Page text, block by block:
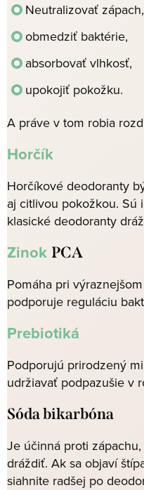
Neutralizovať zápach,
obmedziť baktérie,
absorbovať vlhkosť,
upokojiť pokožku.
A práve v tom robia
Horčík
Horčíkové deodoranty
aj citlivou pokožkou. Sú
klasické deodoranty
Zinok PCA
Pomáha pri
podporuje reguláciu
Prebiotiká
Podporujú prirodzený
udržiavať podpazušie v
Sóda bikarbóna
Je účinná proti
dráždiť. Ak sa objaví
siahnite radšej po